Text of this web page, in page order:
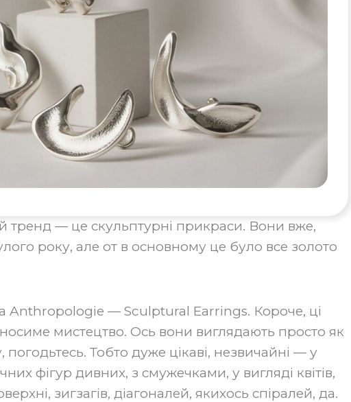
— це скульптурні прикраси. Вони вже,
року, але от в основному це було все золото
Anthropologie — Sculptural Earrings. Короче, ці
мистецтво. Ось вони виглядають просто як
погодьтесь. Тобто дуже цікаві, незвичайні — у
фігур дивних, з смужечками, у вигляді квітів,
зигзагів, діагоналей, якихось спіралей, да.